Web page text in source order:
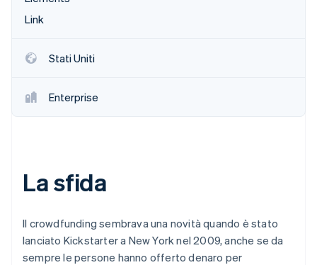
Link
Stati Uniti
Enterprise
La sfida
Il crowdfunding sembrava una novità quando è stato
lanciato Kickstarter a New York nel 2009, anche se da
sempre le persone hanno offerto denaro per